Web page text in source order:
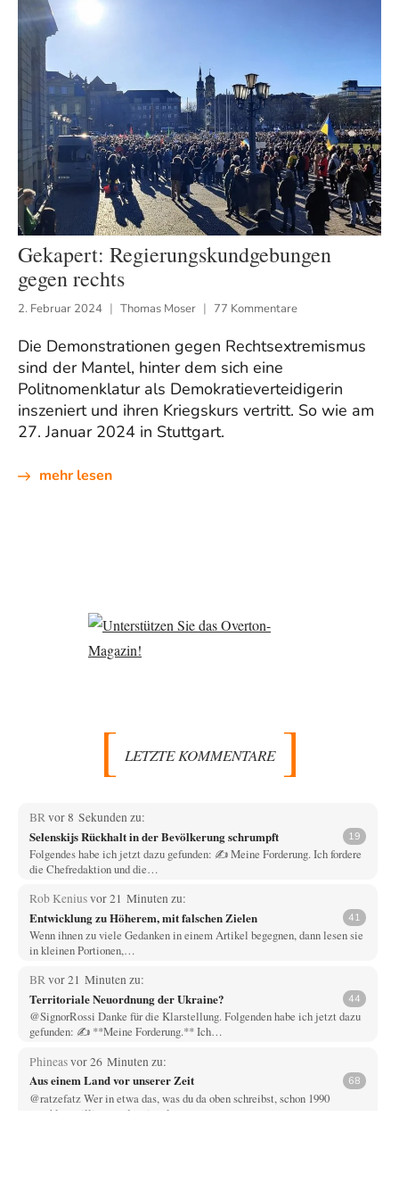
Gekapert: Regierungskundgebungen
gegen rechts
2. Februar 2024 Thomas Moser 77 Kommentare
Die Demonstrationen gegen Rechtsextremismus
sind der Mantel, hinter dem sich eine
Politnomenklatur als Demokratieverteidigerin
inszeniert und ihren Kriegskurs vertritt. So wie am
27. Januar 2024 in Stuttgart.
mehr lesen
LETZTE KOMMENTARE
BRvor 8 Sekunden zu:
Selenskijs Rückhalt in der Bevölkerung schrumpft 19
Folgendes habe ich jetzt dazu gefunden: ✍️ Meine Forderung. Ich fordere
die Chefredaktion und die…
Rob Keniusvor 21 Minuten zu:
Entwicklung zu Höherem, mit falschen Zielen 41
Wenn ihnen zu viele Gedanken in einem Artikel begegnen, dann lesen sie
in kleinen Portionen,…
BRvor 21 Minuten zu:
Territoriale Neuordnung der Ukraine? 44
@SignorRossi Danke für die Klarstellung. Folgenden habe ich jetzt dazu
gefunden: ✍️ **Meine Forderung.** Ich…
Phineasvor 26 Minuten zu:
Aus einem Land vor unserer Zeit 68
@ratzefatz Wer in etwa das, was du da oben schreibst, schon 1990
anschlusswilligen und national…